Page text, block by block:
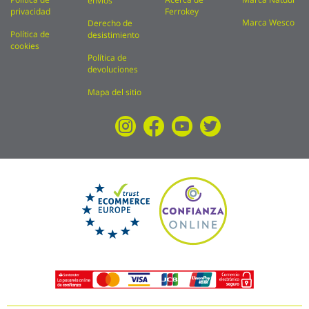
privacidad
Política de
cookies
Derecho de
desistimiento
Política de
devoluciones
Mapa del sitio
Ferrokey
Marca Wesco